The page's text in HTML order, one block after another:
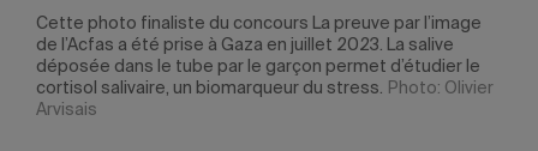
Cette photo finaliste du concours La preuve par l’image
de l’Acfas a été prise à Gaza en juillet 2023. La salive
déposée dans le tube par le garçon permet d’étudier le
cortisol salivaire, un biomarqueur du stress. Photo: Olivier
Arvisais